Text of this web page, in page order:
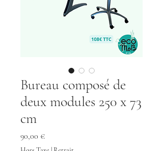
Bureau composé de
deux modules 250 x 73
cm
90,00 €Prix